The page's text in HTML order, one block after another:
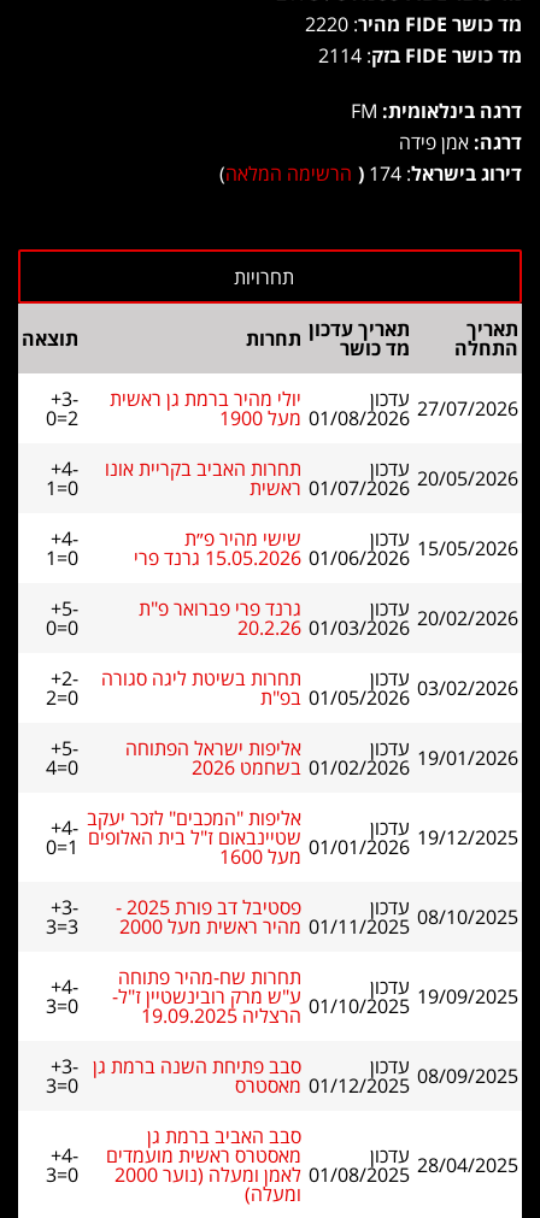
מד כושר FIDE מהיר
: 2220
מד כושר FIDE בזק
: 2114
דרגה בינלאומית:
דרגה: אמן פידה
דירוג בישראל: 174
( הרשימה המלאה)
תאריך
התחלה
תאריך עדכון
מד כושר תחרות תוצאה
27/07/2026 עדכון
01/08/2026
יולי מהיר ברמת גן ראשית
מעל 1900
+3-
0=2
20/05/2026 עדכון
01/07/2026
תחרות האביב בקריית אונו
ראשית
+4-
1=0
15/05/2026 עדכון
01/06/2026
שישי מהיר פ״ת
15.05.2026 גרנד פרי
+4-
1=0
20/02/2026 עדכון
01/03/2026
גרנד פרי פברואר פ"ת
20.2.26
+5-
0=0
03/02/2026 עדכון
01/05/2026
תחרות בשיטת ליגה סגורה
בפ"ת
+2-
2=0
19/01/2026 עדכון
01/02/2026
אליפות ישראל הפתוחה
בשחמט 2026
+5-
4=0
19/12/2025 עדכון
01/01/2026
אליפות "המכבים" לזכר יעקב
שטיינבאום ז"ל בית האלופים
מעל 1600
+4-
0=1
08/10/2025 עדכון
01/11/2025
פסטיבל דב פורת 2025 -
מהיר ראשית מעל 2000
+3-
3=3
19/09/2025 עדכון
01/10/2025
תחרות שח-מהיר פתוחה
ע"ש מרק רובינשטיין ז"ל-
הרצליה 19.09.2025
+4-
3=0
08/09/2025 עדכון
01/12/2025
סבב פתיחת השנה ברמת גן
מאסטרס
+3-
3=0
28/04/2025 עדכון
01/08/2025
סבב האביב ברמת גן
מאסטרס ראשית מועמדים
לאמן ומעלה (נוער 2000
ומעלה)
+4-
3=0